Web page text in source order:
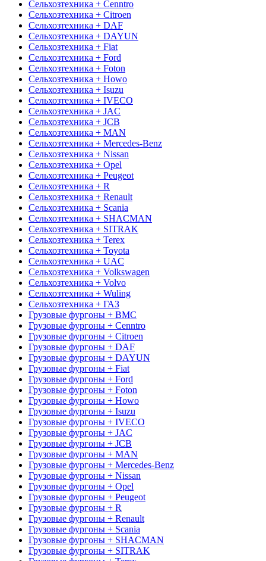
Сельхозтехника + Cenntro
Сельхозтехника + Citroen
Сельхозтехника + DAF
Сельхозтехника + DAYUN
Сельхозтехника + Fiat
Сельхозтехника + Ford
Сельхозтехника + Foton
Сельхозтехника + Howo
Сельхозтехника + Isuzu
Сельхозтехника + IVECO
Сельхозтехника + JAC
Сельхозтехника + JCB
Сельхозтехника + MAN
Сельхозтехника + Mercedes-Benz
Сельхозтехника + Nissan
Сельхозтехника + Opel
Сельхозтехника + Peugeot
Сельхозтехника + R
Сельхозтехника + Renault
Сельхозтехника + Scania
Сельхозтехника + SHACMAN
Сельхозтехника + SITRAK
Сельхозтехника + Terex
Сельхозтехника + Toyota
Сельхозтехника + UAC
Сельхозтехника + Volkswagen
Сельхозтехника + Volvo
Сельхозтехника + Wuling
Сельхозтехника + ГАЗ
Грузовые фургоны + BMC
Грузовые фургоны + Cenntro
Грузовые фургоны + Citroen
Грузовые фургоны + DAF
Грузовые фургоны + DAYUN
Грузовые фургоны + Fiat
Грузовые фургоны + Ford
Грузовые фургоны + Foton
Грузовые фургоны + Howo
Грузовые фургоны + Isuzu
Грузовые фургоны + IVECO
Грузовые фургоны + JAC
Грузовые фургоны + JCB
Грузовые фургоны + MAN
Грузовые фургоны + Mercedes-Benz
Грузовые фургоны + Nissan
Грузовые фургоны + Opel
Грузовые фургоны + Peugeot
Грузовые фургоны + R
Грузовые фургоны + Renault
Грузовые фургоны + Scania
Грузовые фургоны + SHACMAN
Грузовые фургоны + SITRAK